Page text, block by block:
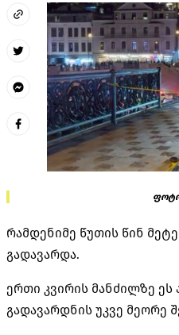
რამდენიმე წუთის წინ
გადავარდა.
ერთი კვირის მანძილზე ეს
გადავარდნის უკვე მეორე